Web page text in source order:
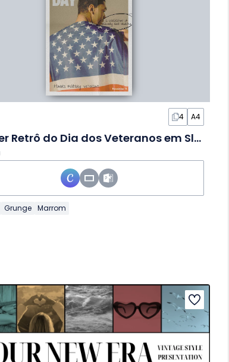
4 A4
Pôster Retrô do Dia dos Veteranos em Slides
Grunge Marrom